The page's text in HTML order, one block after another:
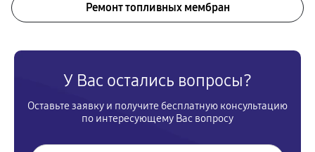
Ремонт топливных мембран
У Вас остались вопросы?
Оставьте заявку и получите бесплатную консультацию
по интересующему Вас вопросу